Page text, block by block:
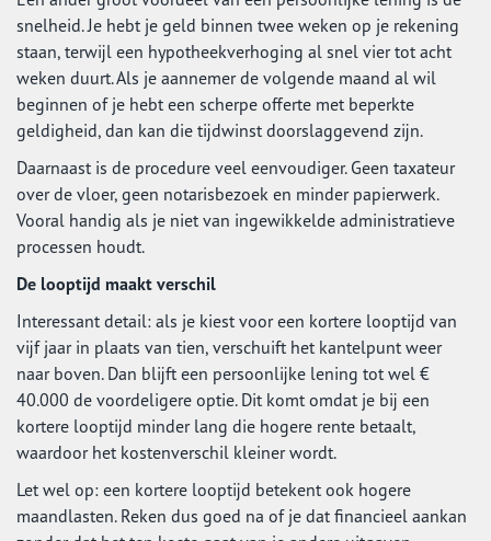
snelheid. Je hebt je geld binnen twee weken op je rekening
staan, terwijl een hypotheekverhoging al snel vier tot acht
weken duurt. Als je aannemer de volgende maand al wil
beginnen of je hebt een scherpe offerte met beperkte
geldigheid, dan kan die tijdwinst doorslaggevend zijn.
Daarnaast is de procedure veel eenvoudiger. Geen taxateur
over de vloer, geen notarisbezoek en minder papierwerk.
Vooral handig als je niet van ingewikkelde administratieve
processen houdt.
De looptijd maakt verschil
Interessant detail: als je kiest voor een kortere looptijd van
vijf jaar in plaats van tien, verschuift het kantelpunt weer
naar boven. Dan blijft een persoonlijke lening tot wel €
40.000 de voordeligere optie. Dit komt omdat je bij een
kortere looptijd minder lang die hogere rente betaalt,
waardoor het kostenverschil kleiner wordt.
Let wel op: een kortere looptijd betekent ook hogere
maandlasten. Reken dus goed na of je dat financieel aankan